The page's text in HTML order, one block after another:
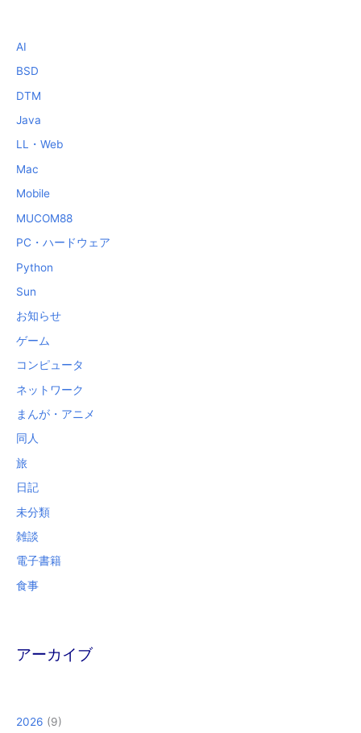
AI
BSD
DTM
Java
LL・Web
Mac
Mobile
MUCOM88
PC・ハードウェア
Python
Sun
お知らせ
ゲーム
コンピュータ
ネットワーク
まんが・アニメ
同人
旅
日記
未分類
雑談
電子書籍
食事
アーカイブ
2026 (9)